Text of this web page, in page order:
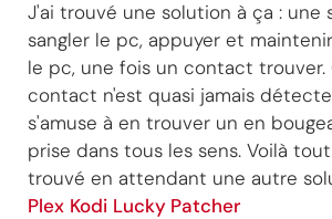
J'ai trouvé une solution à ça : une
sangler le pc, appuyer et
le pc, une fois un contact trouver.
contact n'est quasi jamais
s'amuse à en trouver un en
prise dans tous les sens. Voilà
trouvé en attendant une autre
Plex Kodi Lucky Patcher